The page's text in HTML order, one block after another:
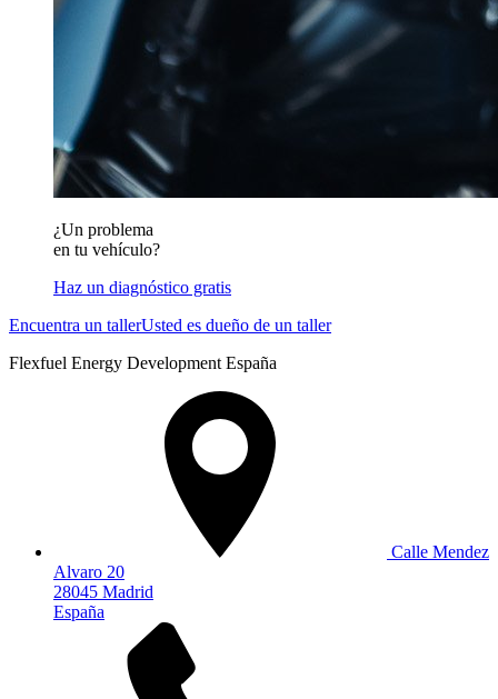
¿Un problema
en tu vehículo?
Haz un diagnóstico gratis
Encuentra un tallerUsted es dueño de un taller
Flexfuel Energy Development España
Calle Mendez
Alvaro 20
28045 Madrid
España